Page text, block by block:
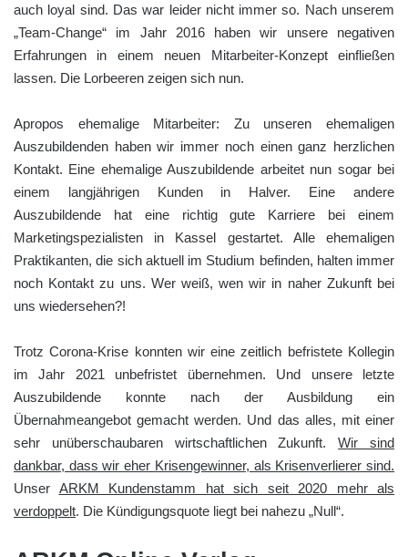
auch loyal sind. Das war leider nicht immer so. Nach unserem
„Team-Change“ im Jahr 2016 haben wir unsere negativen
Erfahrungen in einem neuen Mitarbeiter-Konzept einfließen
lassen. Die Lorbeeren zeigen sich nun.
Apropos ehemalige Mitarbeiter: Zu unseren ehemaligen
Auszubildenden haben wir immer noch einen ganz herzlichen
Kontakt. Eine ehemalige Auszubildende arbeitet nun sogar bei
einem langjährigen Kunden in Halver. Eine andere
Auszubildende hat eine richtig gute Karriere bei einem
Marketingspezialisten in Kassel gestartet. Alle ehemaligen
Praktikanten, die sich aktuell im Studium befinden, halten immer
noch Kontakt zu uns. Wer weiß, wen wir in naher Zukunft bei
uns wiedersehen?!
Trotz Corona-Krise konnten wir eine zeitlich befristete Kollegin
im Jahr 2021 unbefristet übernehmen. Und unsere letzte
Auszubildende konnte nach der Ausbildung ein
Übernahmeangebot gemacht werden. Und das alles, mit einer
sehr unüberschaubaren wirtschaftlichen Zukunft.Wir sind
dankbar, dass wir eher Krisengewinner, als Krisenverlierer sind.
Unser ARKM Kundenstamm hat sich seit 2020 mehr als
verdoppelt. Die Kündigungsquote liegt bei nahezu „Null“.